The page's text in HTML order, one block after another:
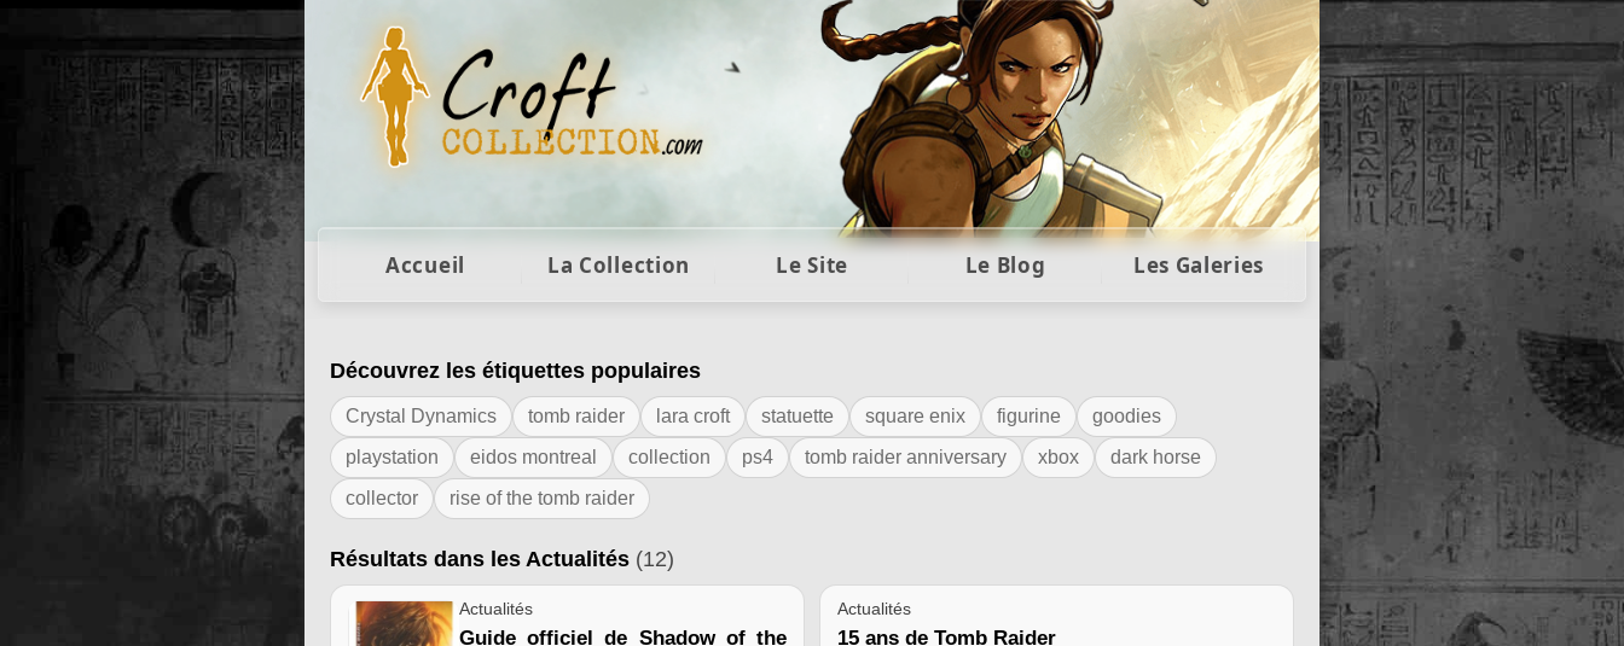
Figurines Lara Croft et collection Tomb Raider : statues, objets et collectors
Accueil La Collection Le Site Le Blog Les Galeries
Résultats de l'étiquette "Eidos"
Découvrez les étiquettes populaires
Crystal Dynamics tomb raider lara croft statuette square enix figurine
goodies
playstation
eidos montreal collection ps4 tomb raider anniversary xbox
dark horse
collector
rise of the tomb raider
Résultats dans les Actualités (12)
Actualités
Guide officiel de Shadow of the
Actualités
15 ans de Tomb Raider